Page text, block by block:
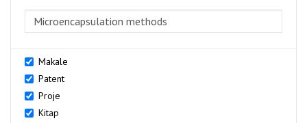
>Arama
Makale
Patent
Proje
Kitap